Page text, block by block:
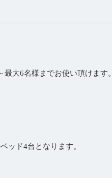
大6名様までお使い頂けます。
ッド4台となります。